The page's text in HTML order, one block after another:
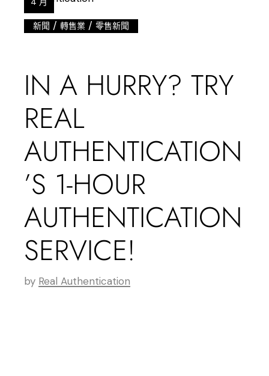
新聞 /轉售業 /零售新聞
IN A HURRY? TRY
REAL
AUTHENTICATION
’S 1-HOUR
AUTHENTICATION
SERVICE!
by Real Authentication